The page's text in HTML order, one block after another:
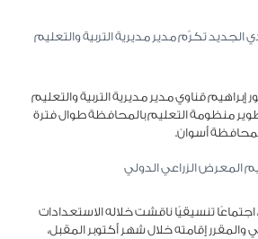
تكرّم مدير مديرية التربية والتعليم
قناوي مدير مديرية التربية والتعليم
منظومة التعليم بالمحافظة طوال فترة
بمحافظة أسوان.
المعرض الزراعي الدولي
تنسيقيًا ناقشت خلاله الاستعدادات
إقامته خلال شهر أكتوبر المقبل،